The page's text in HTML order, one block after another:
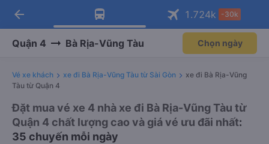
Tải app Vexere ngay!
Nhận ưu đãi thành viên độc
Mở app
Tải app Vexere
-30k/ghế khi đặt vé máy bay qua
Mở app
arrow_back 1.724k -30k
Quận 4 Bà Rịa-Vũng Tàu Chọn ngày
Vé xe khách xe đi Bà Rịa-Vũng Tàu từ Sài Gòn
xe đi Bà Rịa-Vũng
Tàu từ Quận 4
Đặt mua vé xe 4 nhà xe đi Bà Rịa-Vũng Tàu từ
Quận 4 chất lượng cao và giá vé ưu đãi nhất:
35 chuyến mỗi ngày